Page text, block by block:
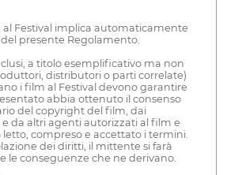
al Festival implica automaticamente
del presente Regolamento.
a titolo esemplificativo ma non
distributori o parti correlate)
i film al Festival devono garantire
abbia ottenuto il consenso
del copyright del film, dai
da altri agenti autorizzati al film e
compreso e accettato i termini.
dei diritti, il mittente si farà
le conseguenze che ne derivano.